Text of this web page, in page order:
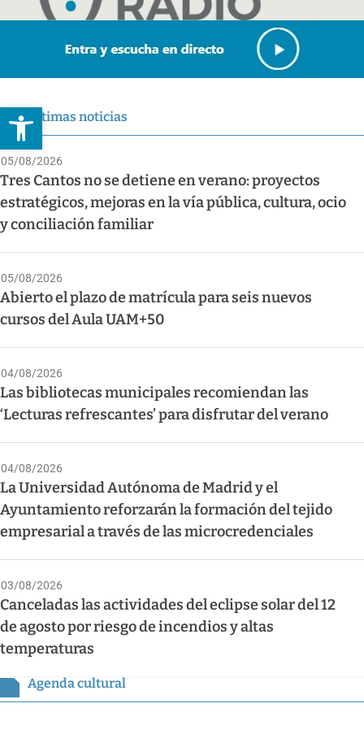
Abrir barra de herramientas
Últimas noticias
05/08/2026
Tres Cantos no se detiene en verano: proyectos
estratégicos, mejoras en la vía pública, cultura, ocio
y conciliación familiar
05/08/2026
Abierto el plazo de matrícula para seis nuevos
cursos del Aula UAM+50
04/08/2026
Las bibliotecas municipales recomiendan las
‘Lecturas refrescantes’ para disfrutar del verano
04/08/2026
La Universidad Autónoma de Madrid y el
Ayuntamiento reforzarán la formación del tejido
empresarial a través de las microcredenciales
03/08/2026
Canceladas las actividades del eclipse solar del 12
de agosto por riesgo de incendios y altas
temperaturas
Agenda cultural